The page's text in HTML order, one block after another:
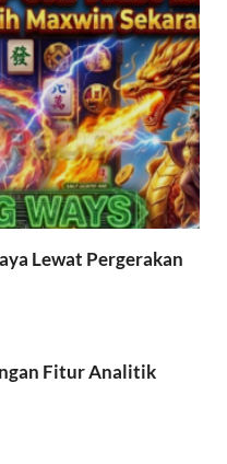
Lewat Pergerakan
Fitur Analitik